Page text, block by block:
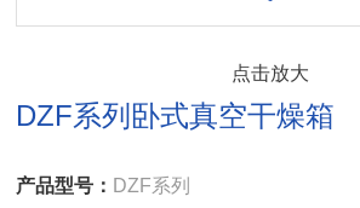
点击放大
DZF系列卧式真空干燥箱
产品型号： DZF系列